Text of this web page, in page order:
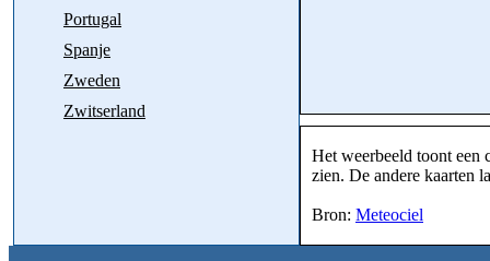
Portugal
Spanje
Zweden
Zwitserland
Het weerbeeld toont een
zien. De andere kaarten
Bron: Meteociel